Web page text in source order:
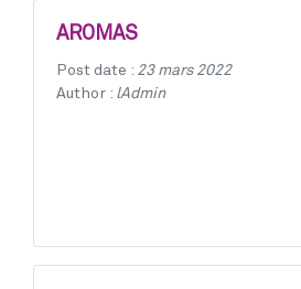
AROMAS
Post date : 23 mars 2022
Author : lAdmin